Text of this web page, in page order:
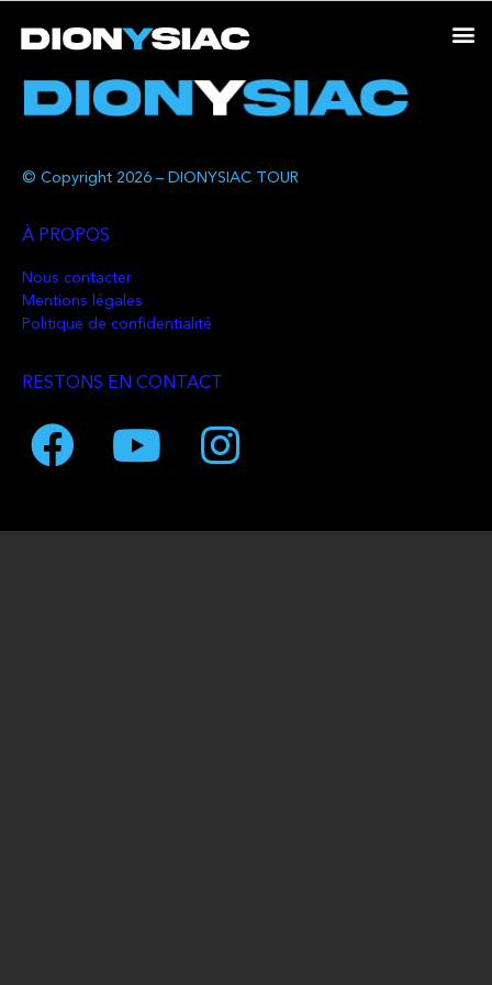
© Copyright 2026 – DIONYSIAC TOUR
À PROPOS
Nous contacter
Mentions légales
Politique de confidentialité
RESTONS EN CONTACT